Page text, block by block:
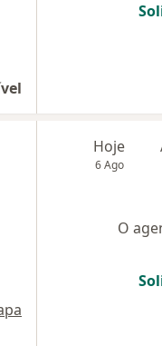
Hoje
6 Ago
O